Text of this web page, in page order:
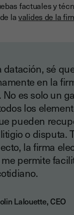
factuales y
lavalides de la
datación, sé
en la
es solo un
los
pueden
o disputa.
la firma
permite
Lalouette, CEO